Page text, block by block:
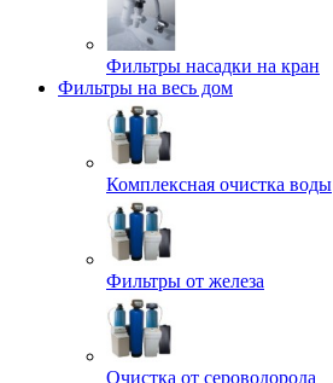
Фильтры насадки на кран
Фильтры на весь дом
Комплексная очистка воды
Фильтры от железа
Очистка от сероводорода